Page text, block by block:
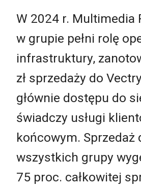
W 2024 r. Multimedia
w grupie pełni rolę
infrastruktury,
zł sprzedaży do
głównie dostępu do
świadczy usługi
końcowym. Sprzedaż
wszystkich grupy
75 proc. całkowitej